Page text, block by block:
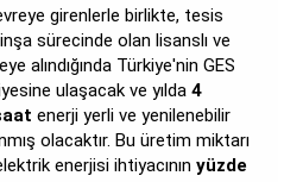
girenlerle birlikte, tesis
sürecinde olan lisanslı ve
alındığında Türkiye'nin GES
ulaşacak ve yılda4
enerji yerli ve yenilenebilir
olacaktır. Bu üretim miktarı
enerjisi ihtiyacınınyüzde